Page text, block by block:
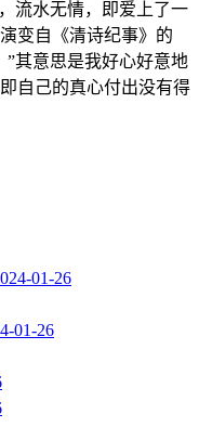
水无情，即爱上了一
变自《清诗纪事》的
其意思是我好心好意地
自己的真心付出没有得
01-26
01-26